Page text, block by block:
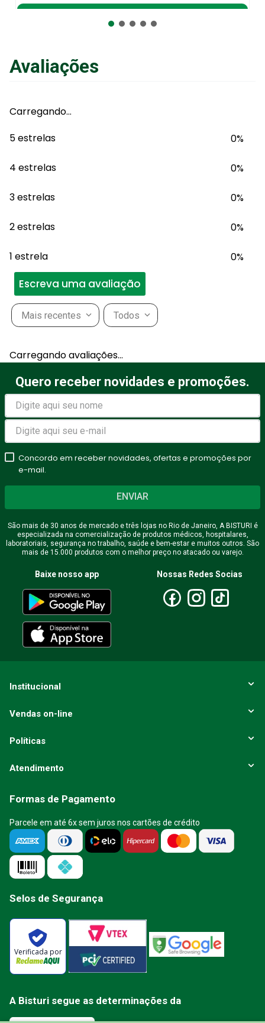
Avaliações
Carregando…
5 estrelas
0%
4 estrelas 0%
3 estrelas 0%
2 estrelas 0%
1 estrela 0%
Escreva uma avaliação
Avalie o produto de 1 a 5
estrelas
★★★★★
Seu nome
Endereço de email
Escreva uma avaliação
ENVIAR AVALIAÇÃO
Mais recentes Todos
Carregando avaliações…
Quero receber novidades e promoções.
Concordo em receber novidades, ofertas e promoções por
e-mail.
ENVIAR
São mais de 30 anos de mercado e três lojas no Rio de Janeiro, A BISTURI é
especializada na comercialização de produtos médicos, hospitalares,
laboratoriais, segurança no trabalho, saúde e bem-estar e muitos outros. São
mais de 15.000 produtos com o melhor preço no atacado ou varejo.
Baixe nosso app Nossas Redes Socias
Institucional
Vendas on-line
Políticas
Atendimento
Formas de Pagamento
Parcele em até 6x sem juros nos cartões de crédito
Selos de Segurança
Verificada por
A Bisturi segue as determinações da